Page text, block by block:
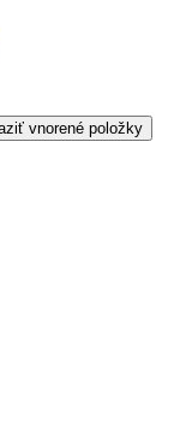
vnorené položky